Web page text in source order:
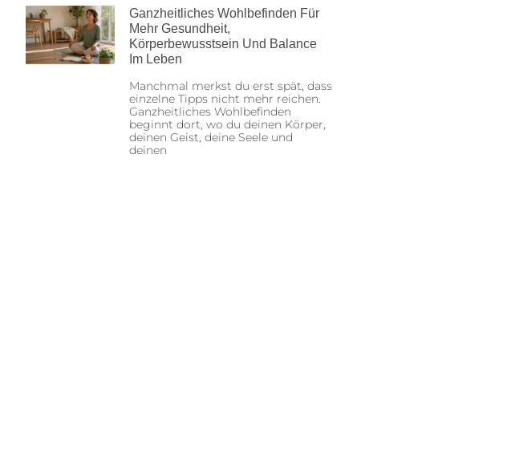
Ganzheitliches Wohlbefinden Für
Mehr Gesundheit,
Körperbewusstsein Und Balance
Im Leben
Manchmal merkst du erst spät, dass
einzelne Tipps nicht mehr reichen.
Ganzheitliches Wohlbefinden
beginnt dort, wo du deinen Körper,
deinen Geist, deine Seele und
deinen